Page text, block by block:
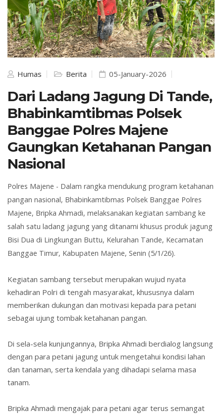
Humas Berita 05-January-2026
Dari Ladang Jagung Di Tande,
Bhabinkamtibmas Polsek
Banggae Polres Majene
Gaungkan Ketahanan Pangan
Nasional
Polres Majene - Dalam rangka mendukung program ketahanan
pangan nasional, Bhabinkamtibmas Polsek Banggae Polres
Majene, Bripka Ahmadi, melaksanakan kegiatan sambang ke
salah satu ladang jagung yang ditanami khusus produk jagung
Bisi Dua di Lingkungan Buttu, Kelurahan Tande, Kecamatan
Banggae Timur, Kabupaten Majene, Senin (5/1/26).
Kegiatan sambang tersebut merupakan wujud nyata
kehadiran Polri di tengah masyarakat, khususnya dalam
memberikan dukungan dan motivasi kepada para petani
sebagai ujung tombak ketahanan pangan.
Di sela-sela kunjungannya, Bripka Ahmadi berdialog langsung
dengan para petani jagung untuk mengetahui kondisi lahan
dan tanaman, serta kendala yang dihadapi selama masa
tanam.
Bripka Ahmadi mengajak para petani agar terus semangat